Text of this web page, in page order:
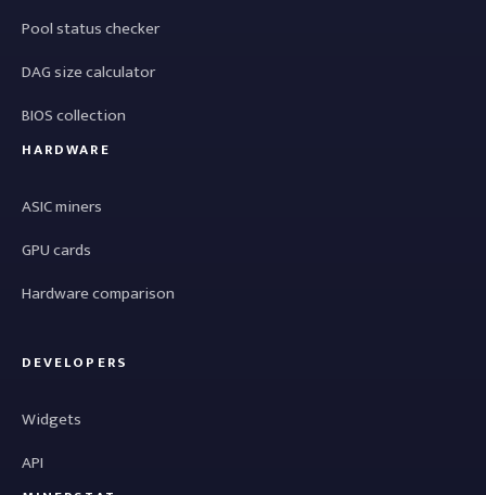
Pool status checker
DAG size calculator
BIOS collection
HARDWARE
ASIC miners
GPU cards
Hardware comparison
DEVELOPERS
Widgets
API